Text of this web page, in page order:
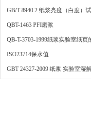
GB/T 8940.2 纸浆亮度（白度）
备
QBT-1463 PFI磨浆
QB-T-3703-1999纸浆实验室纸页
常规纸页成型器法
ISO23714保水值
GBT 24327-2009 纸浆 实验室湿